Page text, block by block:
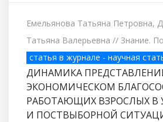
Емельянова Татьяна Петровна,
Татьяна Валерьевна // Знание.
статья в журнале - научная
ДИНАМИКА
ЭКОНОМИЧЕСКОМ
РАБОТАЮЩИХ ВЗРОСЛЫХ В
И ПОСТВЫБОРНОЙ